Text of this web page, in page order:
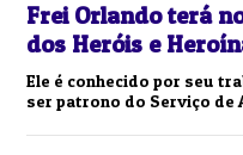
Frei Orlando terá
dos Heróis e
Ele é conhecido por seu
ser patrono do Serviço de